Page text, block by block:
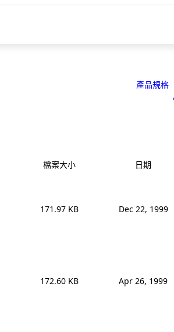
產品規格
檔案大小 日期
171.97 KB Dec 22, 1999
172.60 KB Apr 26, 1999